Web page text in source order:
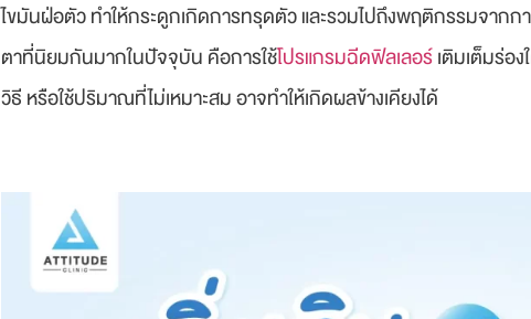
ไขมันฝ่อตัว ทำให้กระดูกเกิดการทรุดตัว และรวมไปถึงพฤติกรรมจาก
ตาที่นิยมกันมากในปัจจุบัน คือการใช้โปรแกรมฉีดฟิลเลอร์เติมเต็มร่อ
วิธี หรือใช้ปริมาณที่ไม่เหมาะสม อาจทำให้เกิดผลข้างเคียงได้